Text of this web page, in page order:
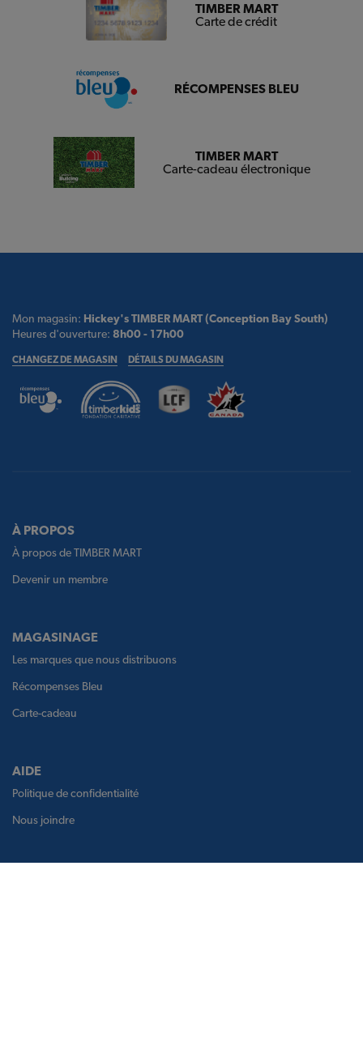
TIMBER MART
Carte de crédit
RÉCOMPENSES BLEU
TIMBER MART
Carte-cadeau électronique
Mon magasin: Hickey's TIMBER MART (Conception Bay South)
Heures d'ouverture: 8h00 - 17h00
CHANGEZ DE MAGASIN DÉTAILS DU MAGASIN
À PROPOS
À propos de TIMBER MART
Devenir un membre
MAGASINAGE
Les marques que nous distribuons
Récompenses Bleu
Carte-cadeau
AIDE
Politique de confidentialité
Nous joindre